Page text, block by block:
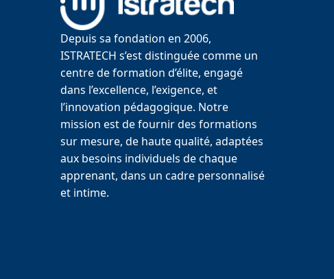
Depuis sa fondation en 2006,
ISTRATECH s’est distinguée comme un
centre de formation d’élite, engagé
dans l’excellence, l’exigence, et
l’innovation pédagogique. Notre
mission est de fournir des formations
sur mesure, de haute qualité, adaptées
aux besoins individuels de chaque
apprenant, dans un cadre personnalisé
et intime.